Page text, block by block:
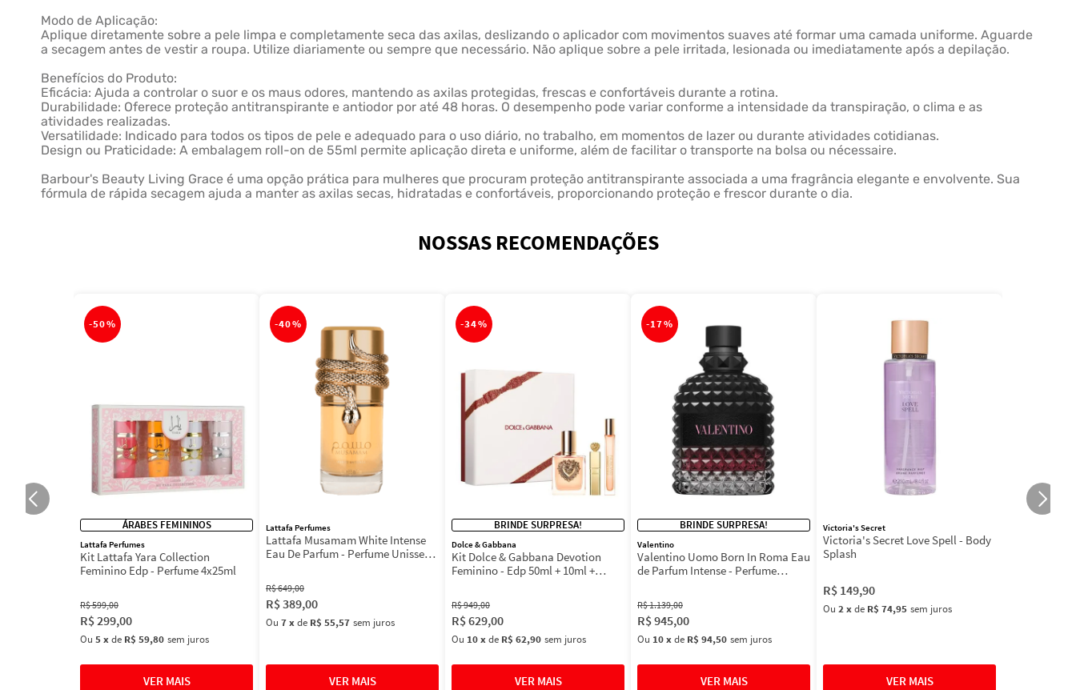
Modo de Aplicação:
Aplique diretamente sobre a pele limpa e completamente seca das axilas, deslizando o aplicador com movimentos suaves até formar uma camada uniforme. Aguarde
a secagem antes de vestir a roupa. Utilize diariamente ou sempre que necessário. Não aplique sobre a pele irritada, lesionada ou imediatamente após a depilação.
Benefícios do Produto:
Eficácia: Ajuda a controlar o suor e os maus odores, mantendo as axilas protegidas, frescas e confortáveis durante a rotina.
Durabilidade: Oferece proteção antitranspirante e antiodor por até 48 horas. O desempenho pode variar conforme a intensidade da transpiração, o clima e as
atividades realizadas.
Versatilidade: Indicado para todos os tipos de pele e adequado para o uso diário, no trabalho, em momentos de lazer ou durante atividades cotidianas.
Design ou Praticidade: A embalagem roll-on de 55ml permite aplicação direta e uniforme, além de facilitar o transporte na bolsa ou nécessaire.
Barbour's Beauty Living Grace é uma opção prática para mulheres que procuram proteção antitranspirante associada a uma fragrância elegante e envolvente. Sua
fórmula de rápida secagem ajuda a manter as axilas secas, hidratadas e confortáveis, proporcionando proteção e frescor durante o dia.
NOSSAS RECOMENDAÇÕES
-50%
ÁRABES FEMININOS
Lattafa Perfumes
Kit Lattafa Yara Collection
Feminino Edp - Perfume 4x25ml
R$599,00
R$299,00
Ou 5xde R$ 59,80 sem juros
-40%
Lattafa Perfumes
Lattafa Musamam White Intense
Eau De Parfum - Perfume Unissex
R$649,00
R$389,00
Ou 7xde R$ 55,57 sem juros
-34%
BRINDE SURPRESA!
Dolce & Gabbana
Kit Dolce & Gabbana Devotion
Feminino - Edp 50ml + 10ml +
R$949,00
R$629,00
Ou 10xde R$ 62,90 sem juros
-17%
BRINDE SURPRESA!
Valentino
Valentino Uomo Born In Roma Eau
de Parfum Intense - Perfume
R$1.139,00
R$945,00
Ou 10xde R$ 94,50 sem juros
Victoria's Secret
Victoria's Secret Love Spell - Body
Splash
R$ 149,90
Ou 2xde R$ 74,95 sem juros